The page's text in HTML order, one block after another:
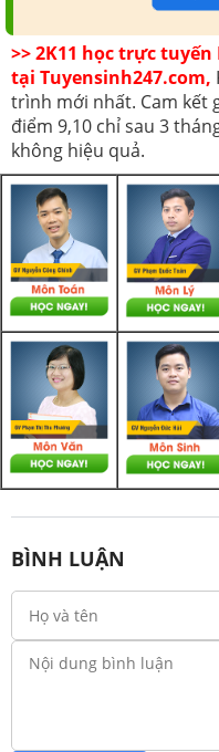
>> 2K11 học trực
tại Tuyensinh247.com,
trình mới nhất. Cam kết
điểm 9,10 chỉ sau 3
không hiệu quả.
BÌNH LUẬN